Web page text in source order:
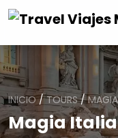
INICIO/TOURS/
Magia